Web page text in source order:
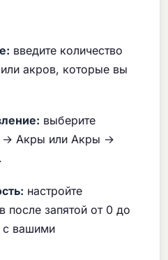
введите количество
акров, которые вы
выберите
→ Акры или Акры →
настройте
после запятой от 0 до
с вашими